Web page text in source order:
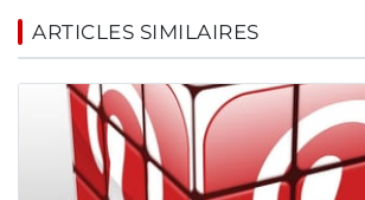
ARTICLES SIMILAIRES